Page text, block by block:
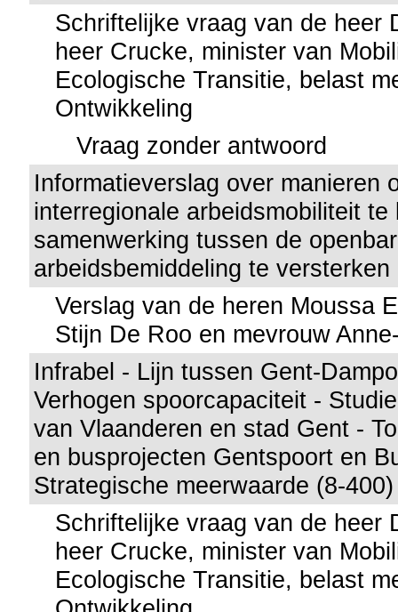
Schriftelijke vraag van de heer
heer Crucke, minister van
Ecologische Transitie, belast
Ontwikkeling
Vraag zonder antwoord
Informatieverslag over manieren
interregionale arbeidsmobiliteit
samenwerking tussen de
arbeidsbemiddeling te versterken
Verslag van de heren Moussa
Stijn De Roo en mevrouw
Infrabel - Lijn tussen Gent-
Verhogen spoorcapaciteit -
van Vlaanderen en stad Gent -
en busprojecten Gentspoort en
Strategische meerwaarde (8-400)
Schriftelijke vraag van de heer
heer Crucke, minister van
Ecologische Transitie, belast